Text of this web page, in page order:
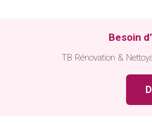
Besoin
TB Rénovation &